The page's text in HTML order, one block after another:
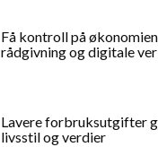
Få kontroll på
rådgivning og digitale
Lavere forbruksutgifter
livsstil og verdier